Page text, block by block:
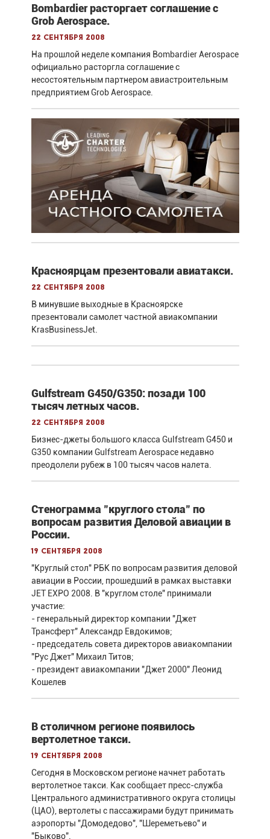
Bombardier расторгает соглашение с
Grob Aerospace.
22 сентября 2008
На прошлой неделе компания Bombardier Aerospace
официально расторгла соглашение с
несостоятельным партнером авиастроительным
предприятием Grob Aerospace.
Красноярцам презентовали авиатакси.
22 сентября 2008
В минувшие выходные в Красноярске
презентовали самолет частной авиакомпании
KrasBusinessJet.
Gulfstream G450/G350: позади 100
тысяч летных часов.
22 сентября 2008
Бизнес-джеты большого класса Gulfstream G450 и
G350 компании Gulfstream Aerospace недавно
преодолели рубеж в 100 тысяч часов налета.
Стенограмма "круглого стола" по
вопросам развития Деловой авиации в
России.
19 сентября 2008
"Круглый стол" РБК по вопросам развития деловой
авиации в России, прошедший в рамках выставки
JET EXPO 2008. В "круглом столе" принимали
участие:
- генеральный директор компании "Джет
Трансферт" Александр Евдокимов;
- председатель совета директоров авиакомпании
"Рус Джет" Михаил Титов;
- президент авиакомпании "Джет 2000" Леонид
Кошелев
В столичном регионе появилось
вертолетное такси.
19 сентября 2008
Сегодня в Московском регионе начнет работать
вертолетное такси. Как сообщает пресс-служба
Центрального административного округа столицы
(ЦАО), вертолеты с пассажирами будут принимать
аэропорты "Домодедово", "Шереметьево" и
"Быково".